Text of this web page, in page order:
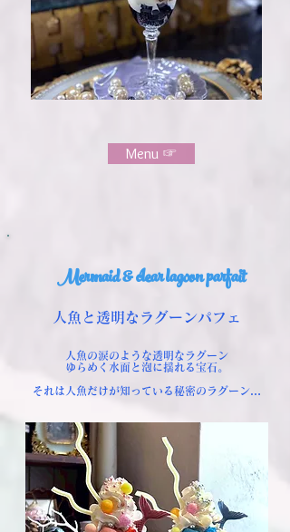
Menu ☞
Mermaid & clear lagoon parfait
人魚と透明なラグーンパフェ
人魚の涙のような透明なラグーン
ゆらめく水面と泡に揺れる宝石。
それは人魚だけが知っている秘密のラグーン…